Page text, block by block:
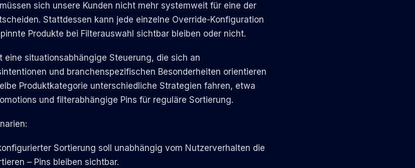
sich unsere Kunden nicht mehr systemweit für eine der
Stattdessen kann jede einzelne Override-Konfiguration
Produkte bei Filterauswahl sichtbar bleiben oder nicht.
eine situationsabhängige Steuerung, die sich an
und branchenspezifischen Besonderheiten orientieren
Produktkategorie unterschiedliche Strategien fahren, etwa
und filterabhängige Pins für reguläre Sortierung.
Sortierung soll unabhängig vom Nutzerverhalten die
– Pins bleiben sichtbar.